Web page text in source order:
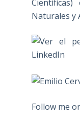
Naturales y
Follow me